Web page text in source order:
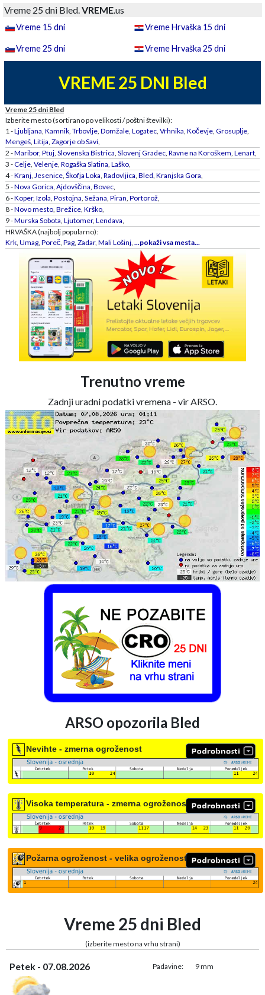
Vreme 25 dni Bled.VREME.us
Vreme 15 dni Vreme Hrvaška 15 dni
Vreme 25 dni Vreme Hrvaška 25 dni
VREME 25 DNI Bled
Vreme 25 dni Bled
Izberite mesto (sortirano po velikosti / poštni številki):
1 -Ljubljana, Kamnik, Trbovlje, Domžale, Logatec, Vrhnika, Kočevje, Grosuplje,
Mengeš, Litija, Zagorje ob Savi,
2 -Maribor, Ptuj, Slovenska Bistrica, Slovenj Gradec, Ravne na Koroškem, Lenart,
3 -Celje, Velenje, Rogaška Slatina, Laško,
4 -Kranj, Jesenice, Škofja Loka, Radovljica, Bled, Kranjska Gora,
5 -Nova Gorica, Ajdovščina, Bovec,
6 -Koper, Izola, Postojna, Sežana, Piran, Portorož,
8 -Novo mesto, Brežice, Krško,
9 -Murska Sobota, Ljutomer, Lendava,
HRVAŠKA (najbolj popularno):
Krk, Umag, Poreč, Pag, Zadar, Mali Lošinj, ...pokaži vsa mesta...
Trenutno vreme
Zadnji uradni podatki vremena - vir ARSO.
ARSO opozorila Bled
Nevihte - zmerna ogroženost
Visoka temperatura - zmerna ogroženost
Požarna ogroženost - velika ogroženost
Vreme 25 dni Bled
(izberite mesto na vrhu strani)
Petek - 07.08.2026 Padavine: 9 mm